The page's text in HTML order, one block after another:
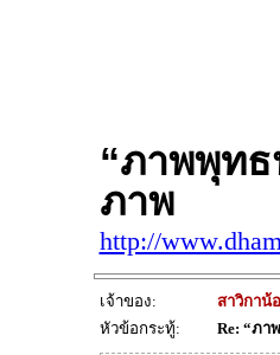
“ภาพพุท
ภาพ
http://
เจ้าของ: สาวิกาน้
หัวข้อกระทู้:
Re: “ภา